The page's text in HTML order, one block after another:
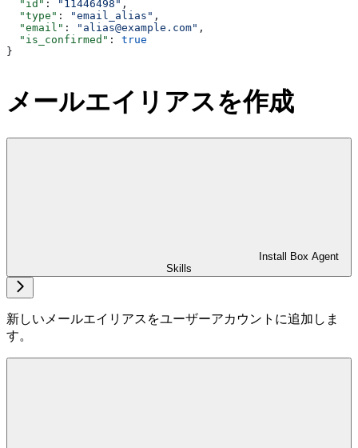
  "id"
: "11446498" ,
  "type"
: "email_alias" ,
  "email"
: "alias@example.com" ,
  "is_confirmed"
: true
}
メールエイリアスを作成
Install Box Agent
Skills
新しいメールエイリアスをユーザーアカウントに追加しま
す。